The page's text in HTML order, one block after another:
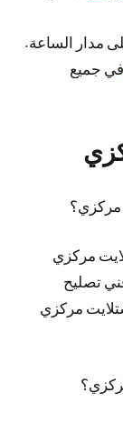
مدار الساعة.
في جميع
مركزي؟
مركزي
تصليح
ستلايت مركزي